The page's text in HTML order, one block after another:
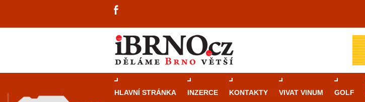
HLAVNÍ STRÁNKA INZERCE KONTAKTY VIVAT VINUM GOLF